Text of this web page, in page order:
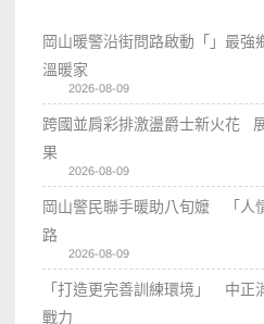
岡山暖警沿街問路啟動「」最強
溫暖家
2026-08-09
跨國並肩彩排激盪爵士新火花
果
2026-08-09
岡山警民聯手暖助八旬嬤 「人
路
2026-08-09
「打造更完善訓練環境」 中正
戰力